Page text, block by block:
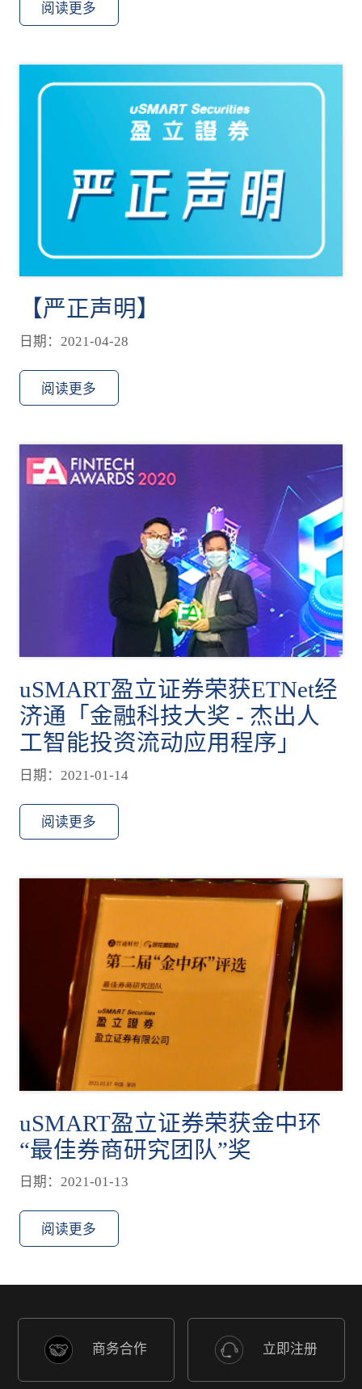
阅读更多
【严正声明】⁣
日期：2021-04-28
阅读更多
uSMART盈立证券荣获ETNet经
济通「金融科技大奖 - 杰出人
工智能投资流动应用程序」
日期：2021-01-14
阅读更多
uSMART盈立证券荣获金中环
“最佳券商研究团队”奖
日期：2021-01-13
阅读更多
商务合作 立即注册